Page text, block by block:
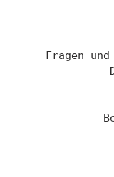
Fragen und